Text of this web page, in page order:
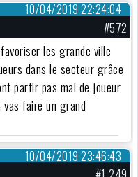
10/04/2019 22:24:04
#572
les grande ville
dans le secteur grâce
partir pas mal de joueur
vas faire un grand
10/04/2019 23:46:43